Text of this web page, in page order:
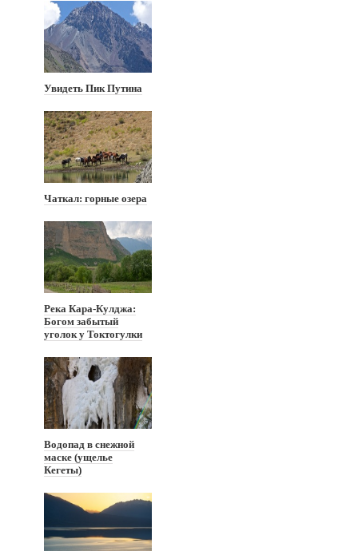
Увидеть Пик Путина
Чаткал: горные озера
Река Кара-Кулджа:
Богом забытый
уголок у Токтогулки
Водопад в снежной
маске (ущелье
Кегеты)